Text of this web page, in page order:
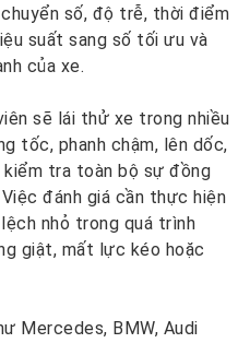
số, độ trễ, thời điểm
suất sang số tối ưu và
của xe.
sẽ lái thử xe trong nhiều
tốc, phanh chậm, lên dốc,
tra toàn bộ sự đồng
đánh giá cần thực hiện
nhỏ trong quá trình
giật, mất lực kéo hoặc
Mercedes, BMW, Audi